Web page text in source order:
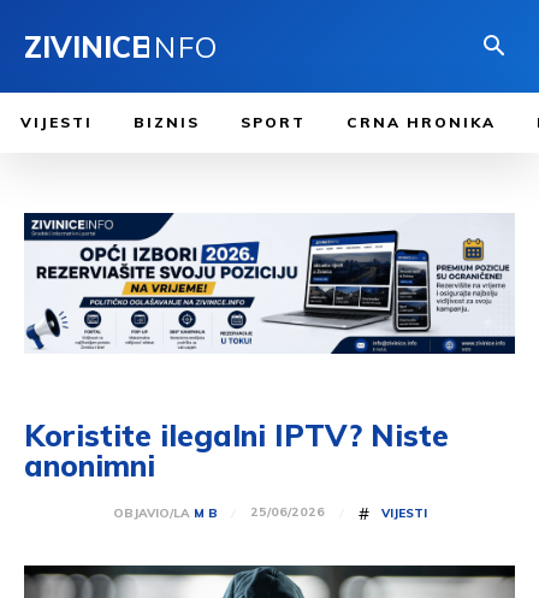
ZIVINICEINFO
VIJESTI BIZNIS SPORT CRNA HRONIKA
Koristite ilegalni IPTV? Niste
anonimni
OBJAVIO/LA M B 25/06/2026 # VIJESTI